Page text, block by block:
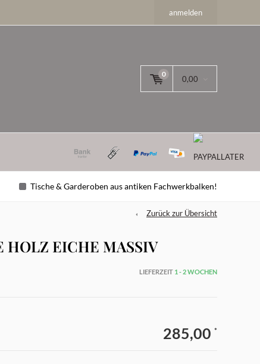
anmelden
0
0,00
Tische & Garderoben aus antiken Fachwerkbalken!
Zurück zur Übersicht
HOLZ EICHE MASSIV
LIEFERZEIT 1 - 2 WOCHEN
285,00 *